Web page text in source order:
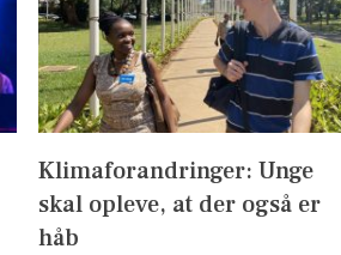
Klimaforandringer: Unge
skal opleve, at der også er
håb